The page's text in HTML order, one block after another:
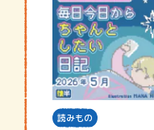
読みもの